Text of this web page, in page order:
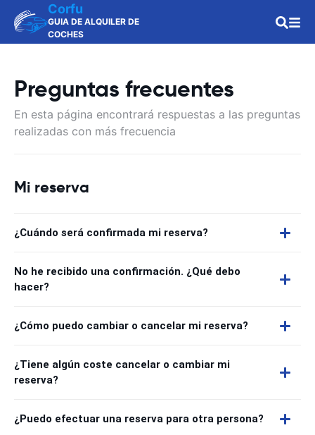
Corfu
GUIA DE ALQUILER DE
COCHES
Preguntas frecuentes
En esta página encontrará respuestas a las preguntas
realizadas con más frecuencia
Mi reserva
¿Cuándo será confirmada mi reserva?
No he recibido una confirmación. ¿Qué debo
hacer?
¿Cómo puedo cambiar o cancelar mi reserva?
¿Tiene algún coste cancelar o cambiar mi
reserva?
¿Puedo efectuar una reserva para otra persona?